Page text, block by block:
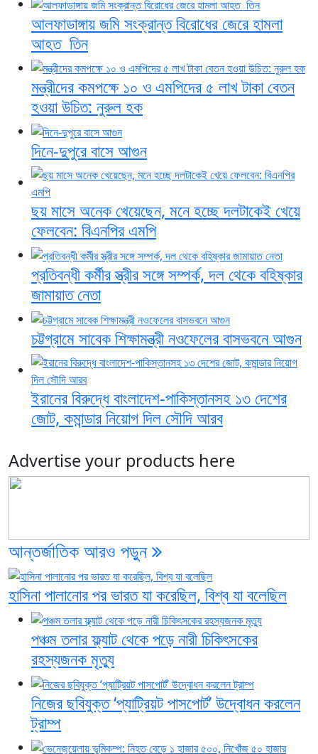
আলফাডাঙ্গায় জমি সংক্রান্ত বিরোধের জেরে হামলা
আহত তিন
মন্ত্রীদের কমপক্ষে ১০ ও এমপিদের ৫ লাখ টাকা বেতন
হওয়া উচিত: নুরুল হক
দিনে-দুপুরে বাসে আগুন
ছয় মাসে অনেক খেয়েছেন, মনে হচ্ছে দলটাকেই খেয়ে
ফেলবেন: বিএনপির এমপি
প্রতিবন্ধী কর্মীর স্ত্রীর সঙ্গে সম্পর্ক, দল থেকে বহিষ্কার
জামায়াত নেতা
চট্টগ্রামে সাবেক শিক্ষামন্ত্রী নওফেলের বাসভবনে আগুন
ইরানের বিরুদ্ধে বাংলাদেশ-পাকিস্তানসহ ১৩ দেশের
জোট, কমান্ডার নিয়োগ দিল সৌদি আরব
Advertise your products here
আন্তর্জাতিকআরও পড়ুন
হাসিনা পালানোর পর ভারত যা করেছিল, বিশ্ব যা বলেছিল
পঞ্চম তলার ফ্ল্যাট থেকে পড়ে নারী চিকিৎসকের
রহস্যজনক মৃত্যু
নিজের ছবিযুক্ত ‘প্যাট্রিয়ট পাসপোর্ট’ উদ্বোধন করলেন
ট্রাম্প